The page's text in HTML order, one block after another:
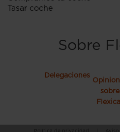
Tasar coche
Sobre
Delegaciones
sobre
Política de privacidad Aviso